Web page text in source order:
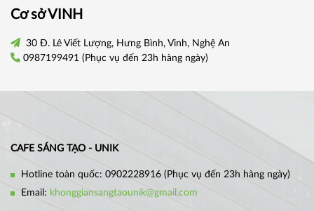
Cơ sở VINH
30 Đ. Lê Viết Lượng, Hưng Bình, Vinh, Nghệ An
0987199491(Phục vụ đến 23h hàng ngày)
CAFE SÁNG TẠO - UNIK
Hotline toàn quốc: 0902228916 (Phục vụ đến 23h hàng ngày)
Email: khonggiansangtaounik@gmail.com